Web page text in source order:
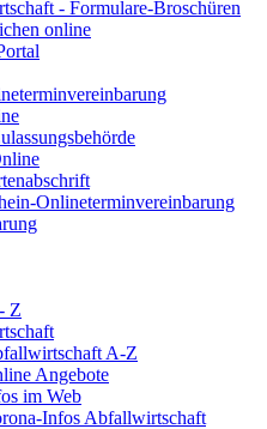
- Formulare-Broschüren
online
Onlineterminvereinbarung
Z
A-Z
Angebote
im Web
Infos Abfallwirtschaft